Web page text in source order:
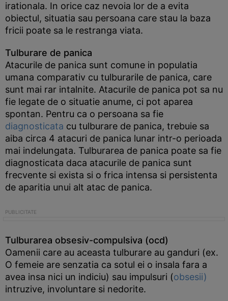
irationala. In orice caz nevoia lor de a evita
obiectul, situatia sau persoana care stau la baza
fricii poate sa le restranga viata.
Tulburare de panica
Atacurile de panica sunt comune in populatia
umana comparativ cu tulburarile de panica, care
sunt mai rar intalnite. Atacurile de panica pot sa nu
fie legate de o situatie anume, ci pot aparea
spontan. Pentru ca o persoana sa fie
diagnosticata cu tulburare de panica, trebuie sa
aiba circa 4 atacuri de panica lunar intr-o perioada
mai indelungata. Tulburarea de panica poate sa fie
diagnosticata daca atacurile de panica sunt
frecvente si exista si o frica intensa si persistenta
de aparitia unui alt atac de panica.
Tulburarea obsesiv-compulsiva (ocd)
Oamenii care au aceasta tulburare au ganduri (ex.
O femeie are senzatia ca sotul ei o insala fara a
avea insa nici un indiciu) sau impulsuri (obsesii)
intruzive, involuntare si nedorite.